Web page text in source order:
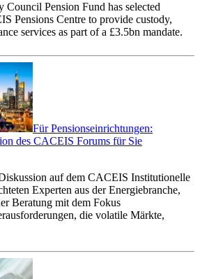
Pension Fund has selected
Pensions Centre to provide custody,
services as part of a £3.5bn mandate.
Für Pensionseinrichtungen:
des CACEIS Forums für Sie
auf dem CACEIS Institutionelle
Experten aus der Energiebranche,
Beratung mit dem Fokus
die volatile Märkte,